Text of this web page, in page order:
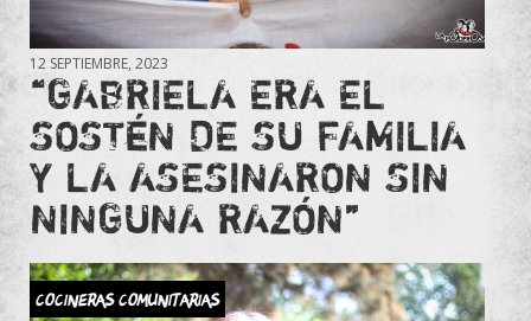
12 SEPTIEMBRE, 2023
“GABRIELA ERA EL
SOSTÉN DE SU FAMILIA
Y LA ASESINARON SIN
NINGUNA RAZÓN”
Cocineras Comunitarias